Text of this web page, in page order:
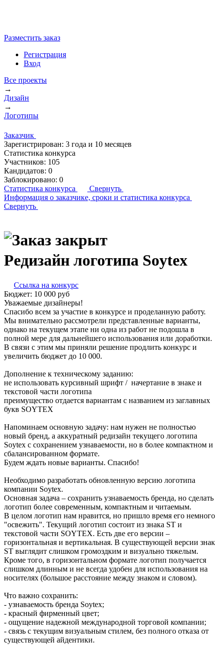
Разместить заказ
Регистрация
Вход
Все проекты
→
Дизайн
→
Логотипы
Заказчик
Зарегистрирован: 3 года и 10 месяцев
Статистика конкурса
Участников: 105
Кандидатов: 0
Заблокировано: 0
Статистика конкурса
Свернуть
Информация о заказчике, сроки и статистика конкурса
Свернуть
Редизайн логотипа Soytex
Ссылка на конкурс
Бюджет: 10 000 руб
Уважаемые дизайнеры!
Спасибо всем за участие в конкурсе и проделанную работу.
Мы внимательно рассмотрели представленные варианты,
однако на текущем этапе ни одна из работ не подошла в
полной мере для дальнейшего использования или доработки.
В связи с этим мы приняли решение продлить конкурс и
увеличить бюджет до 10 000.
Дополнение к техническому заданию:
не использовать курсивный шрифт / начертание в знаке и
текстовой части логотипа
преимущество отдается вариантам с названием из заглавных
букв SOYTEX
Напоминаем основную задачу: нам нужен не полностью
новый бренд, а аккуратный редизайн текущего логотипа
Soytex с сохранением узнаваемости, но в более компактном и
сбалансированном формате.
Будем ждать новые варианты. Спасибо!
Необходимо разработать обновленную версию логотипа
компании Soytex.
Основная задача – сохранить узнаваемость бренда, но сделать
логотип более современным, компактным и читаемым.
В целом логотип нам нравится, но пришло время его немного
"освежить". Текущий логотип состоит из знака ST и
текстовой части SOYTEX. Есть две его версии –
горизонтальная и вертикальная. В существующей версии знак
ST выглядит слишком громоздким и визуально тяжелым.
Кроме того, в горизонтальном формате логотип получается
слишком длинным и не всегда удобен для использования на
носителях (большое расстояние между знаком и словом).
Что важно сохранить:
- узнаваемость бренда Soytex;
- красный фирменный цвет;
- ощущение надежной международной торговой компании;
- связь с текущим визуальным стилем, без полного отказа от
существующей айдентики.